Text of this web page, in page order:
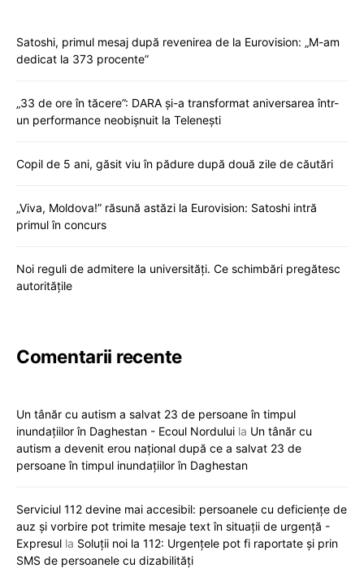
Satoshi, primul mesaj după revenirea de la Eurovision: „M-am
dedicat la 373 procente”
„33 de ore în tăcere”: DARA și-a transformat aniversarea într-
un performance neobișnuit la Telenești
Copil de 5 ani, găsit viu în pădure după două zile de căutări
„Viva, Moldova!” răsună astăzi la Eurovision: Satoshi intră
primul în concurs
Noi reguli de admitere la universități. Ce schimbări pregătesc
autoritățile
Comentarii recente
Un tânăr cu autism a salvat 23 de persoane în timpul
inundațiilor în Daghestan - Ecoul Nordului la Un tânăr cu
autism a devenit erou național după ce a salvat 23 de
persoane în timpul inundațiilor în Daghestan
Serviciul 112 devine mai accesibil: persoanele cu deficiențe de
auz și vorbire pot trimite mesaje text în situații de urgență -
Expresul la Soluții noi la 112: Urgențele pot fi raportate și prin
SMS de persoanele cu dizabilități